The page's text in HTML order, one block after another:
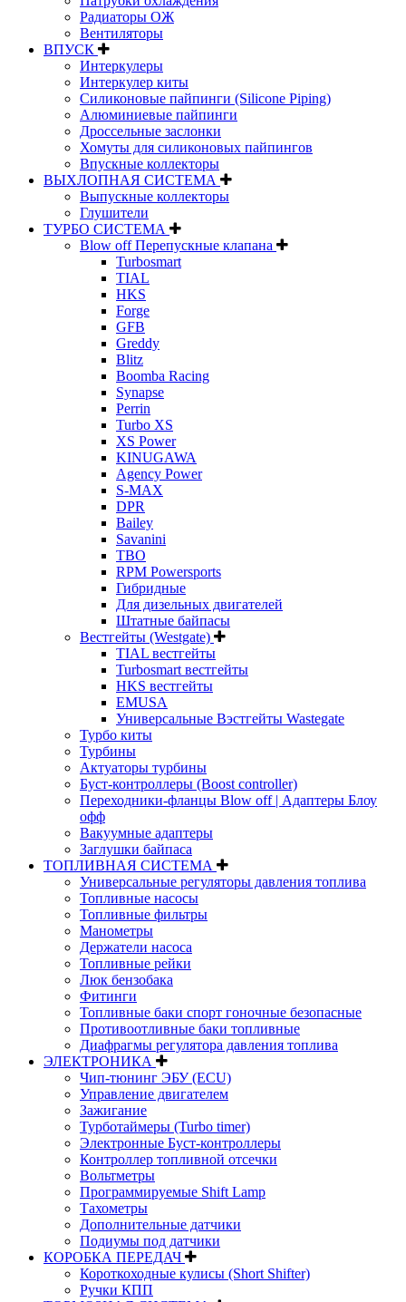
Радиаторы ОЖ
Вентиляторы
ВПУСК
Интеркулеры
Интеркулер киты
Силиконовые пайпинги (Silicone Piping)
Алюминиевые пайпинги
Дроссельные заслонки
Хомуты для силиконовых пайпингов
Впускные коллекторы
ВЫХЛОПНАЯ СИСТЕМА
Выпускные коллекторы
Глушители
ТУРБО СИСТЕМА
Blow off Перепускные клапана
Turbosmart
TIAL
HKS
Forge
GFB
Greddy
Blitz
Boomba Racing
Synapse
Perrin
Turbo XS
XS Power
KINUGAWA
Agency Power
S-MAX
DPR
Bailey
Savanini
TBO
RPM Powersports
Гибридные
Для дизельных двигателей
Штатные байпасы
Вестгейты (Westgate)
TIAL вестгейты
Turbosmart вестгейты
HKS вестгейты
EMUSA
Универсальные Вэстгейты Wastegate
Турбо киты
Турбины
Актуаторы турбины
Буст-контроллеры (Boost controller)
Переходники-фланцы Blow off | Адаптеры Блоу
офф
Вакуумные адаптеры
Заглушки байпаса
ТОПЛИВНАЯ СИСТЕМА
Универсальные регуляторы давления топлива
Топливные насосы
Топливные фильтры
Манометры
Держатели насоса
Топливные рейки
Люк бензобака
Фитинги
Топливные баки спорт гоночные безопасные
Противоотливные баки топливные
Диафрагмы регулятора давления топлива
ЭЛЕКТРОНИКА
Чип-тюнинг ЭБУ (ECU)
Управление двигателем
Зажигание
Турботаймеры (Turbo timer)
Электронные Буст-контроллеры
Контроллер топливной отсечки
Вольтметры
Программируемые Shift Lamp
Тахометры
Дополнительные датчики
Подиумы под датчики
КОРОБКА ПЕРЕДАЧ
Короткоходные кулисы (Short Shifter)
Ручки КПП